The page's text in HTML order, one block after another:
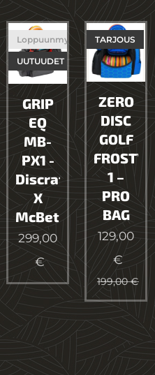
GRIP
EQ
MB-
PX1 -
Discraft
X
McBeth
Loppuunmyyty
UUTUUDET
299,00
€
ZERO
DISC
GOLF
FROSTY-
1 –
PRO
BAG
TARJOUS
129,00
€
199,00€